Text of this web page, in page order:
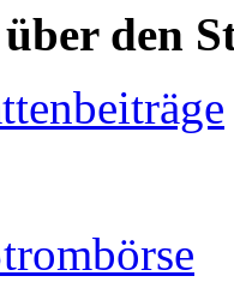
den